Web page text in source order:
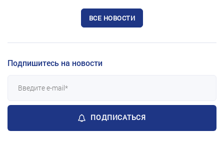
ВСЕ НОВОСТИ
Подпишитесь на новости
ПОДПИСАТЬСЯ